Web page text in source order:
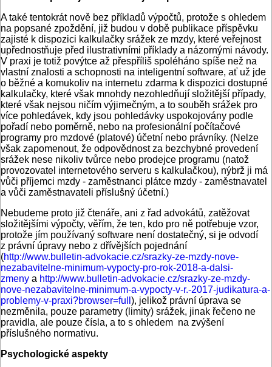
A také tentokrát nově bez příkladů výpočtů, protože s ohledem
na popsané zpoždění, již budou v době publikace příspěvku
zajisté k dispozici kalkulačky srážek ze mzdy, které veřejnost
upřednostňuje před ilustrativními příklady a názornými návody.
V praxi je totiž povýtce až přespříliš spoléháno spíše než na
vlastní znalosti a schopnosti na inteligentní software, ať už jde
o běžné a komukoliv na internetu zdarma k dispozici dostupné
kalkulačky, které však mnohdy nezohledňují složitější případy,
které však nejsou ničím výjimečným, a to souběh srážek pro
více pohledávek, kdy jsou pohledávky uspokojovány podle
pořadí nebo poměrně, nebo na profesionální počítačové
programy pro mzdové (platové) účetní nebo právníky. (Nelze
však zapomenout, že odpovědnost za bezchybné provedení
srážek nese nikoliv tvůrce nebo prodejce programu (natož
provozovatel internetového serveru s kalkulačkou), nýbrž ji má
vůči příjemci mzdy - zaměstnanci plátce mzdy - zaměstnavatel
a vůči zaměstnavateli příslušný účetní.)
Nebudeme proto již čtenáře, ani z řad advokátů, zatěžovat
složitějšími výpočty, věřím, že ten, kdo pro ně potřebuje vzor,
protože jím používaný software není dostatečný, si je odvodí
z právní úpravy nebo z dřívějších pojednání
(http://www.bulletin-advokacie.cz/srazky-ze-mzdy-nove-
nezabavitelne-minimum-vypocty-pro-rok-2018-a-dalsi-
zmeny a http://www.bulletin-advokacie.cz/srazky-ze-mzdy-
nove-nezabavitelne-minimum-a-vypocty-v-r.-2017-judikatura-a-
problemy-v-praxi?browser=full ), jelikož právní úprava se
nezměnila, pouze parametry (limity) srážek, jinak řečeno ne
pravidla, ale pouze čísla, a to s ohledem na zvýšení
příslušného normativu.
Psychologické aspekty